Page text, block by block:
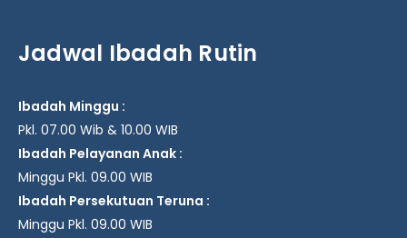
Jadwal Ibadah Rutin
Ibadah Minggu :
Pkl. 07.00 Wib & 10.00 WIB
Ibadah Pelayanan Anak :
Minggu Pkl. 09.00 WIB
Ibadah Persekutuan Teruna :
Minggu Pkl. 09.00 WIB